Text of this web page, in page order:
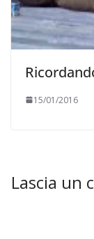
15/01/2016
Lascia un